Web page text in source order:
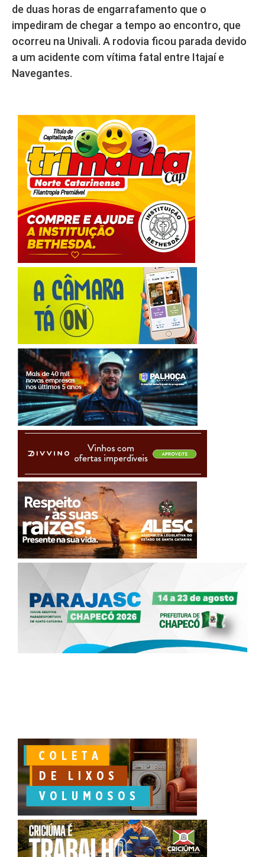
de duas horas de engarrafamento que o
impediram de chegar a tempo ao encontro, que
ocorreu na Univali. A rodovia ficou parada devido
a um acidente com vítima fatal entre Itajaí e
Navegantes.